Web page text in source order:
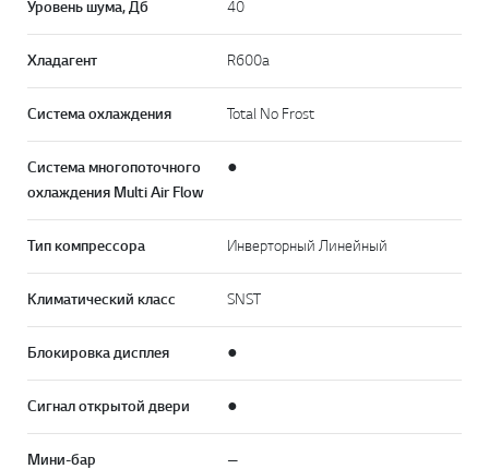
Уровень шума, Дб 40
Хладагент R600a
Система охлаждения Total No Frost
Система многопоточного
охлаждения Multi Air Flow
●
Тип компрессора Инверторный Линейный
Климатический класс SNST
Блокировка дисплея ●
Сигнал открытой двери ●
Мини-бар —